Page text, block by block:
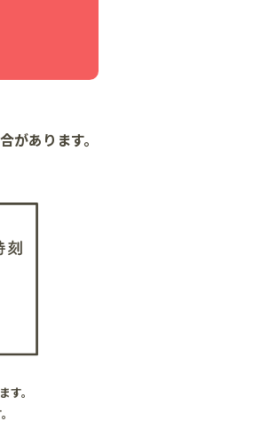
あります。
。